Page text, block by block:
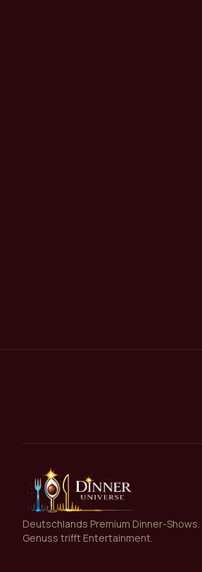
Deutschlands Premium Dinner-Shows.
Genuss trifft Entertainment.